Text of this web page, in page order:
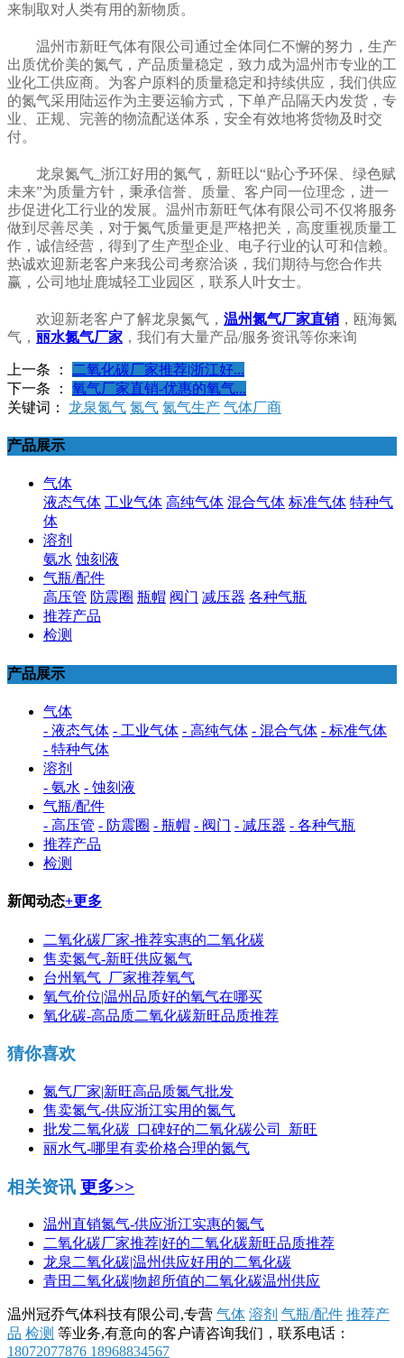
来制取对人类有用的新物质。
温州市新旺气体有限公司通过全体同仁不懈的努力，生产
出质优价美的氮气，产品质量稳定，致力成为温州市专业的工
业化工供应商。为客户原料的质量稳定和持续供应，我们供应
的氮气采用陆运作为主要运输方式，下单产品隔天内发货，专
业、正规、完善的物流配送体系，安全有效地将货物及时交
付。
龙泉氮气_浙江好用的氮气，新旺以“贴心予环保、绿色赋
未来”为质量方针，秉承信誉、质量、客户同一位理念，进一
步促进化工行业的发展。温州市新旺气体有限公司不仅将服务
做到尽善尽美，对于氮气质量更是严格把关，高度重视质量工
作，诚信经营，得到了生产型企业、电子行业的认可和信赖。
热诚欢迎新老客户来我公司考察洽谈，我们期待与您合作共
赢，公司地址鹿城轻工业园区，联系人叶女士。
欢迎新老客户了解龙泉氮气， 温州氮气厂家直销 ，瓯海氮
气， 丽水氮气厂家 ，我们有大量产品/服务资讯等你来询
上一条 ：
二氧化碳厂家推荐|浙江好...
下一条 ：
氧气厂家直销-优惠的氧气...
关键词： 龙泉氮气 氮气 氮气生产 气体厂商
产品展示
气体
液态气体 工业气体 高纯气体 混合气体 标准气体 特种气
体
溶剂
氨水 蚀刻液
气瓶/配件
高压管 防震圈 瓶帽 阀门 减压器 各种气瓶
推荐产品
检测
产品展示
气体
- 液态气体 - 工业气体 - 高纯气体 - 混合气体 - 标准气体
- 特种气体
溶剂
- 氨水 - 蚀刻液
气瓶/配件
- 高压管 - 防震圈 - 瓶帽 - 阀门 - 减压器 - 各种气瓶
推荐产品
检测
新闻动态+更多
二氧化碳厂家-推荐实惠的二氧化碳
售卖氮气-新旺供应氮气
台州氧气_厂家推荐氧气
氧气价位|温州品质好的氧气在哪买
氧化碳-高品质二氧化碳新旺品质推荐
猜你喜欢
氮气厂家|新旺高品质氮气批发
售卖氮气-供应浙江实用的氮气
批发二氧化碳_口碑好的二氧化碳公司_新旺
丽水气-哪里有卖价格合理的氮气
相关资讯 更多>>
温州直销氮气-供应浙江实惠的氮气
二氧化碳厂家推荐|好的二氧化碳新旺品质推荐
龙泉二氧化碳|温州供应好用的二氧化碳
青田二氧化碳|物超所值的二氧化碳温州供应
温州冠乔气体科技有限公司,专营 气体 溶剂 气瓶/配件 推荐产
品 检测 等业务,有意向的客户请咨询我们，联系电话：
18072077876 18968834567